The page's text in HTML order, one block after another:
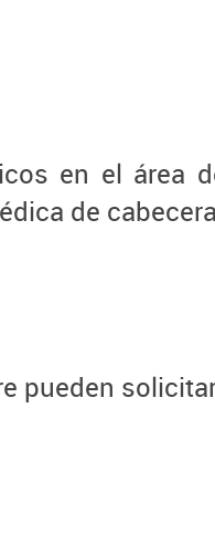
en el área
de
pueden